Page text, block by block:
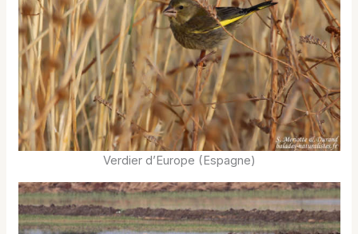
Verdier d’Europe (Espagne)